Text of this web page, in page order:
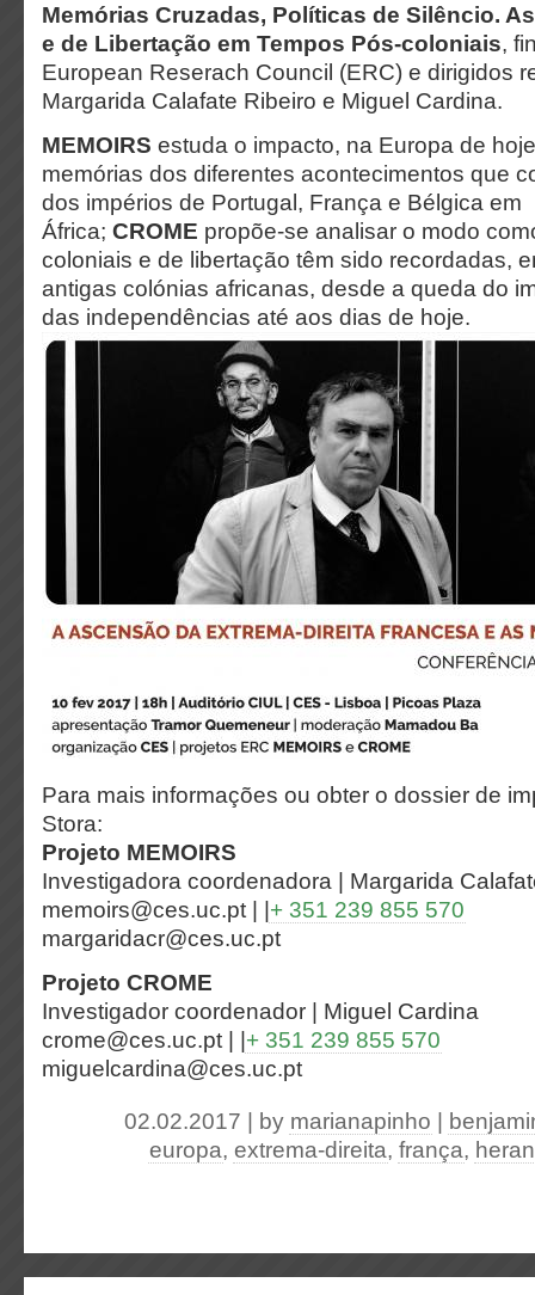
Memórias Cruzadas, Políticas de Silêncio.
e de Libertação em Tempos Pós-coloniais,
European Reserach Council (ERC) e dirigidos
Margarida Calafate Ribeiro e Miguel Cardina.
MEMOIRS estuda o impacto, na Europa de
memórias dos diferentes acontecimentos que
dos impérios de Portugal, França e Bélgica em
África; CROME propõe-se analisar o modo
coloniais e de libertação têm sido recordadas,
antigas colónias africanas, desde a queda do
das independências até aos dias de hoje.
Para mais informações ou obter o dossier de
Stora:
Projeto MEMOIRS
Investigadora coordenadora | Margarida
memoirs@ces.uc.pt | | + 351 239 855 570
margaridacr@ces.uc.pt
Projeto CROME
Investigador coordenador | Miguel Cardina
crome@ces.uc.pt | | + 351 239 855 570
miguelcardina@ces.uc.pt
02.02.2017 | by marianapinho
europa, extrema-direita, frança,